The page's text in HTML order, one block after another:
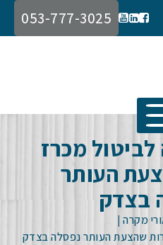
053-777-3025
מכרז
העותר
בצדק
מקרה |
שהצעת העותר נפסלה בצדק